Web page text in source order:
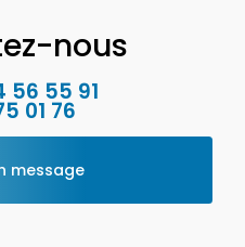
nous
56 55 91
01 76
message